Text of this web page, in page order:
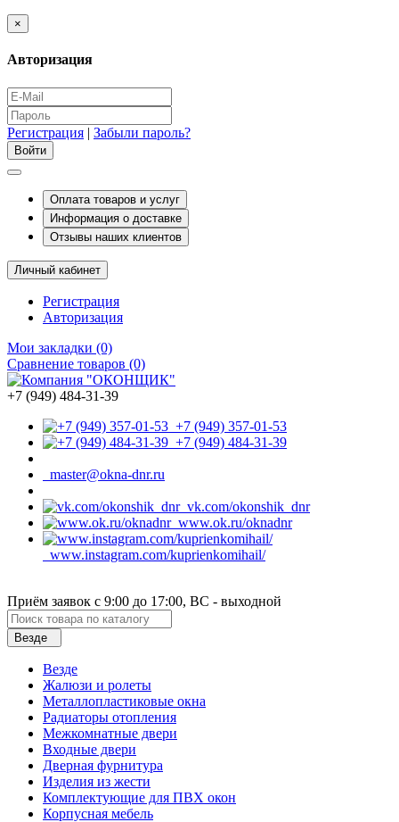
×
Авторизация
Регистрация | Забыли пароль?
Оплата товаров и услуг
Информация о доставке
Отзывы наших клиентов
Личный кабинет
Регистрация
Авторизация
Мои закладки (0)
Сравнение товаров (0)
+7 (949) 484-31-39
+7 (949) 357-01-53
+7 (949) 484-31-39
master@okna-dnr.ru
vk.com/okonshik_dnr
www.ok.ru/oknadnr
www.instagram.com/kuprienkomihail/
Приём заявок с 9:00 до 17:00, ВС - выходной
Везде
Везде
Жалюзи и ролеты
Металлопластиковые окна
Радиаторы отопления
Межкомнатные двери
Входные двери
Дверная фурнитура
Изделия из жести
Комплектующие для ПВХ окон
Корпусная мебель